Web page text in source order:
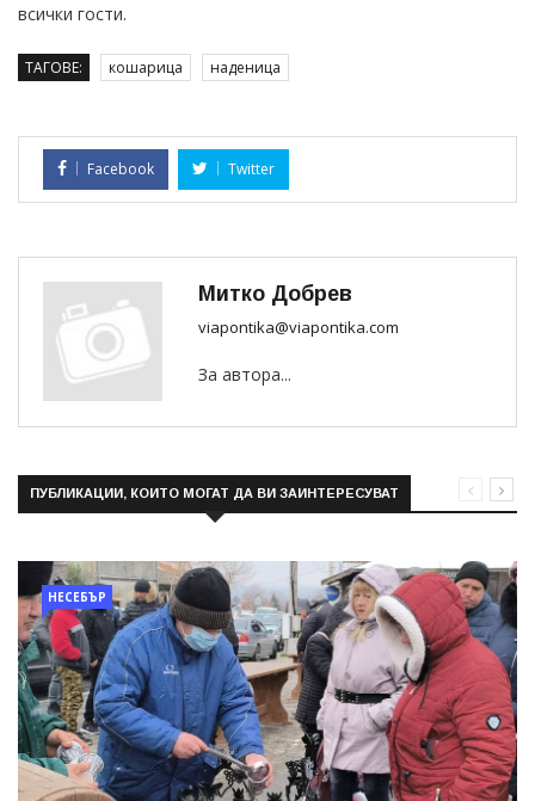
всички гости.
ТАГОВЕ: кошарица наденица
Facebook Twitter
Митко Добрев
viapontika@viapontika.com
За автора...
ПУБЛИКАЦИИ, КОИТО МОГАТ ДА ВИ ЗАИНТЕРЕСУВАТ
НЕСЕБЪР